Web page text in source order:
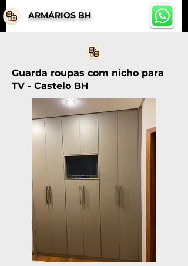
ARMÁRIOS BH
Guarda roupas com nicho para
TV - Castelo BH